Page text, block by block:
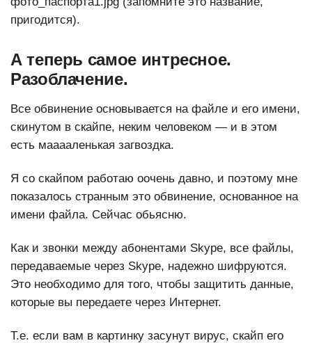
пригодится).
А теперь самое интресное.
Разоблачение.
Все обвинение основывается на файле и его имени,
скинутом в скайпе, неким человеком — и в этом
есть мааааленькая загвоздка.
Я со скайпом работаю оочень давно, и поэтому мне
показалось странным это обвинение, основанное на
имени файла. Сейчас обьясню.
Как и звонки между абонентами Skype, все файлы,
передаваемые через Skype, надежно шифруются.
Это необходимо для того, чтобы защитить данные,
которые вы передаете через Интернет.
Т.е. если вам в картинку засунут вирус, скайп его